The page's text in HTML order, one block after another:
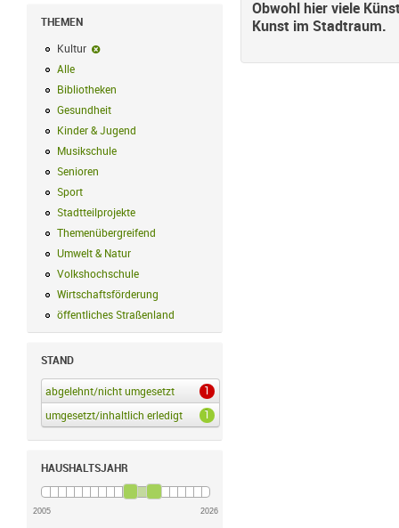
THEMEN
Kultur
Alle
Bibliotheken
Gesundheit
Kinder & Jugend
Musikschule
Senioren
Sport
Stadtteilprojekte
Themenübergreifend
Umwelt & Natur
Volkshochschule
Wirtschaftsförderung
öffentliches Straßenland
STAND
abgelehnt/nicht umgesetzt 1
abgelehnt/nicht umgesetzt Filter anwenden
umgesetzt/inhaltlich erledigt
1
umgesetzt/inhaltlich erledigt Filter anwenden
HAUSHALTSJAHR
2005 2026
Obwohl hier viele
Kunst im Stadtraum.